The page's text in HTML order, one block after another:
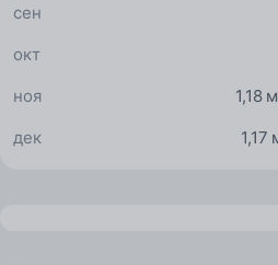
сен
окт
1,18
ноя
1,17
дек